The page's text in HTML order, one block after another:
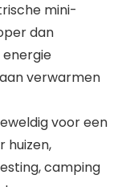
mini-
dan
verwarmen
voor een
huizen,
camping